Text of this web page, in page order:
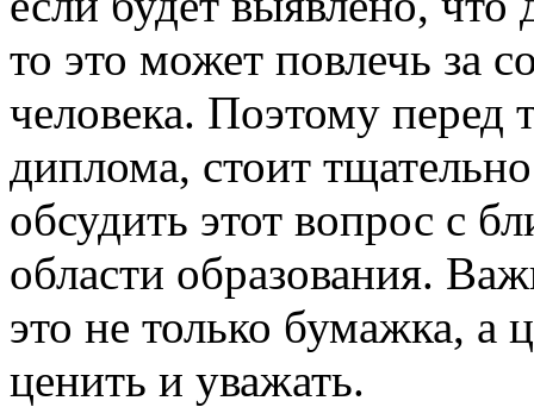
то это может повлечь за
человека. Поэтому перед
диплома, стоит
обсудить этот вопрос с
области образования.
это не только бумажка, а
ценить и уважать.